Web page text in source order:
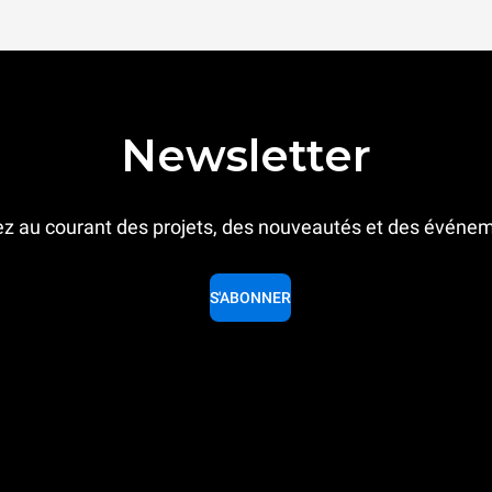
Newsletter
au courant des projets, des nouveautés et des
S'ABONNER